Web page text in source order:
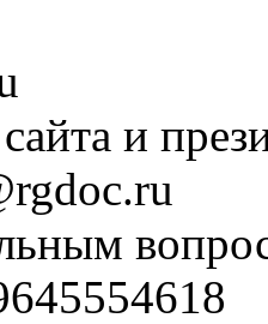
и